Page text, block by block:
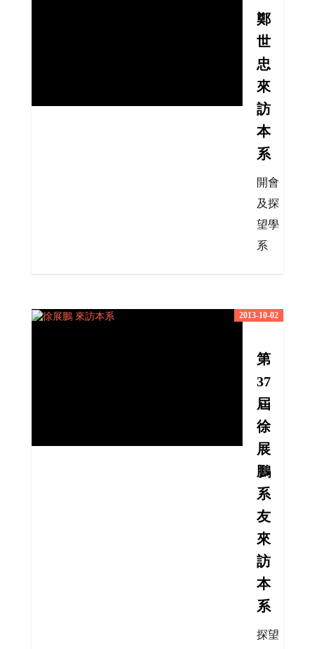
鄭
世
忠
來
訪
本
系
開會
及探
望學
系
2013-10-02
第
37
屆
徐
展
鵬
系
友
來
訪
本
系
探望